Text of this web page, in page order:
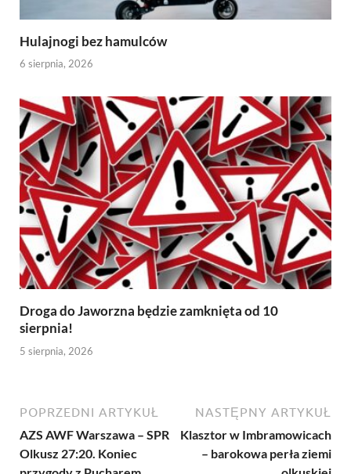
Hulajnogi bez hamulców
6 sierpnia, 2026
Droga do Jaworzna będzie zamknięta od 10
sierpnia!
5 sierpnia, 2026
POPRZEDNI ARTYKUŁ
AZS AWF Warszawa – SPR
Olkusz 27:20. Koniec
NASTĘPNY ARTYKUŁ
Klasztor w Imbramowicach
– barokowa perła ziemi